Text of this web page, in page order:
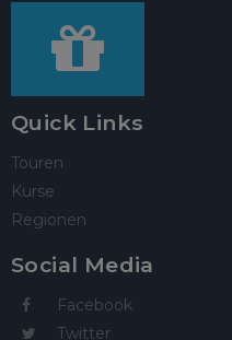
Quick Links
Touren
Kurse
Regionen
Social Media
Facebook
Twitter